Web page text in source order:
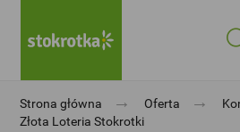
Strona główna → Oferta →
Złota Loteria Stokrotki